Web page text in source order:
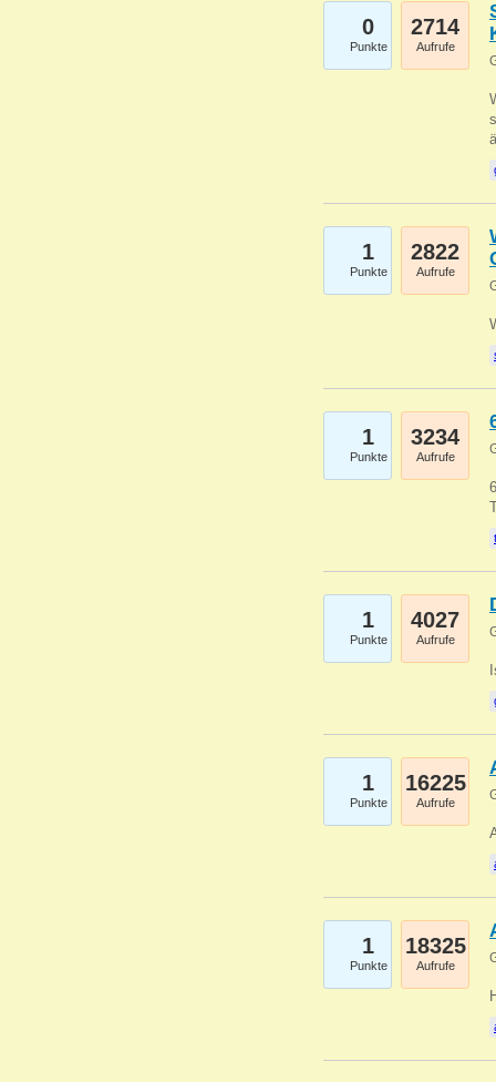
0
Punkte
2714
Aufrufe
1
Punkte
2822
Aufrufe
1
Punkte
3234
Aufrufe
1
Punkte
4027
Aufrufe
1
Punkte
16225
Aufrufe
1
Punkte
18325
Aufrufe